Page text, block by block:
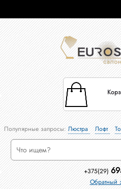
Популярные запросы:Люстра Лофт
+375(29)
Обратный